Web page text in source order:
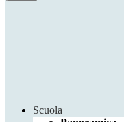
Scuola